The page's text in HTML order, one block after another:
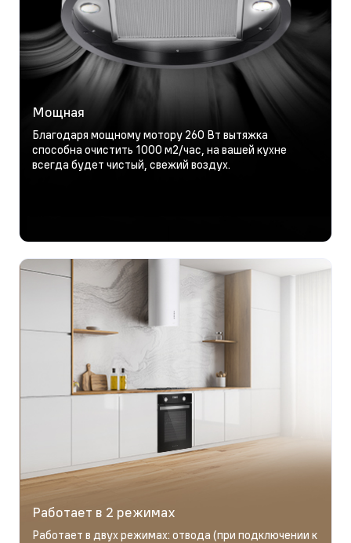
Мощная
Благодаря мощному мотору 260 Вт вытяжка
способна очистить 1000 м2/час, на вашей кухне
всегда будет чистый, свежий воздух.
Работает в 2 режимах
Работает в двух режимах: отвода (при подключении к